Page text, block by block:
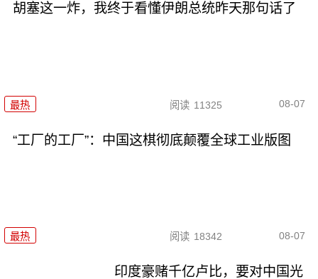
胡塞这一炸，我终于看懂伊朗总统昨天那句话了
最热 阅读 11325 08-07
“工厂的工厂”：中国这棋彻底颠覆全球工业版图
最热 阅读 18342 08-07
印度豪赌千亿卢比，要对中国光